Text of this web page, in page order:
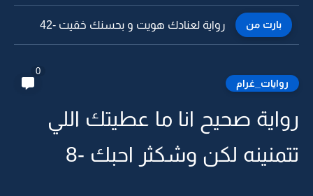
بارت من رواية لعنادك هويت و بحسنك خقيت -41
روايات_غرام
0
رواية صحيح انا ما عطيتك اللي
تتمنينه لكن وشكثر احبك -8